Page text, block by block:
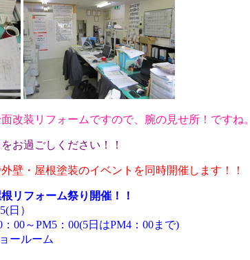
改装リフォームですので、腕の見せ所！ですね。
お過ごしください！！
壁・屋根塗装のイベントを同時開催します！！
リフォーム祭り開催！！
日）
：00(5日はPM4：00まで)
ールーム